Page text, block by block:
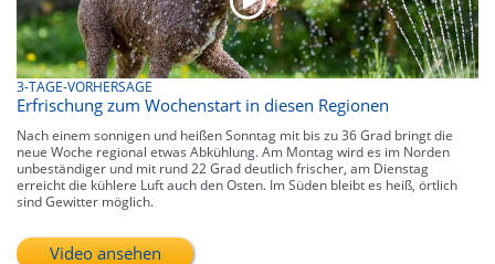
3-TAGE-VORHERSAGE
Erfrischung zum Wochenstart in diesen Regionen
Nach einem sonnigen und heißen Sonntag mit bis zu 36 Grad bringt die
neue Woche regional etwas Abkühlung. Am Montag wird es im Norden
unbeständiger und mit rund 22 Grad deutlich frischer, am Dienstag
erreicht die kühlere Luft auch den Osten. Im Süden bleibt es heiß, örtlich
sind Gewitter möglich.
Video ansehen